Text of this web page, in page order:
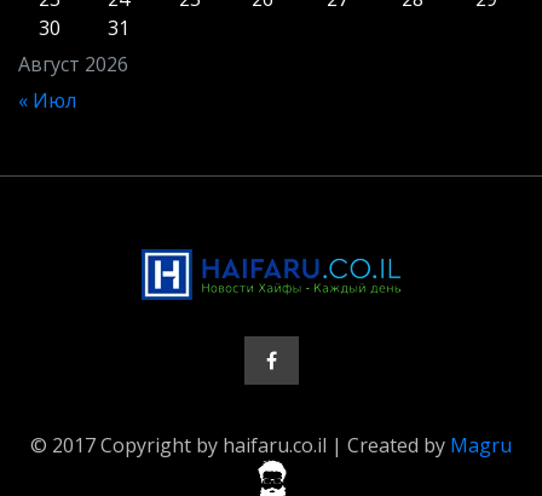
Август 2026
30
31
« Июл
© 2017 Copyright by haifaru.co.il | Created by Magru